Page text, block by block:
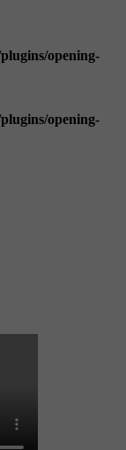
opening-
opening-